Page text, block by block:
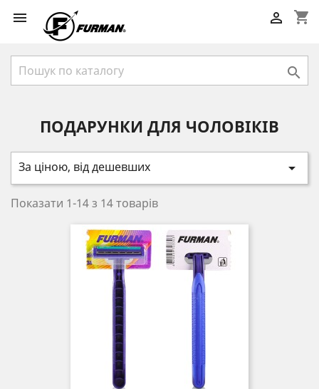
 shopping_cart


ПОДАРУНКИ ДЛЯ ЧОЛОВІКІВ
За ціною, від дешевших 
Показати 1-14 з 14 товарів